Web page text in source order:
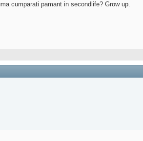
cumparati pamant in secondlife? Grow up.